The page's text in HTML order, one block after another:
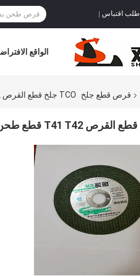
طلب اقتباس
الواقع
قرص قطع جلخ TCO جلخ قطع القرص T41 T42 قطع طحن عجلة أكسيد الألومنيوم